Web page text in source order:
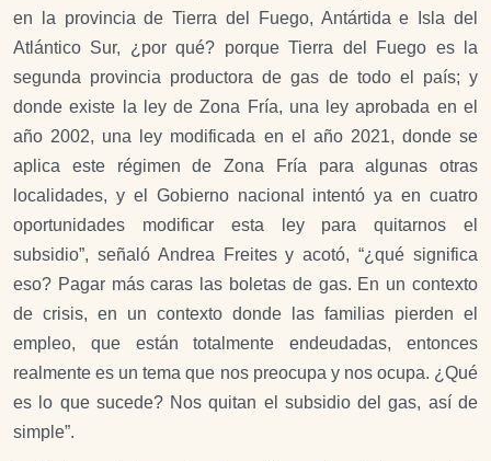
en la provincia de Tierra del Fuego, Antártida e Isla del
Atlántico Sur, ¿por qué? porque Tierra del Fuego es la
segunda provincia productora de gas de todo el país; y
donde existe la ley de Zona Fría, una ley aprobada en el
año 2002, una ley modificada en el año 2021, donde se
aplica este régimen de Zona Fría para algunas otras
localidades, y el Gobierno nacional intentó ya en cuatro
oportunidades modificar esta ley para quitarnos el
subsidio”, señaló Andrea Freites y acotó, “¿qué significa
eso? Pagar más caras las boletas de gas. En un contexto
de crisis, en un contexto donde las familias pierden el
empleo, que están totalmente endeudadas, entonces
realmente es un tema que nos preocupa y nos ocupa. ¿Qué
es lo que sucede? Nos quitan el subsidio del gas, así de
simple”.